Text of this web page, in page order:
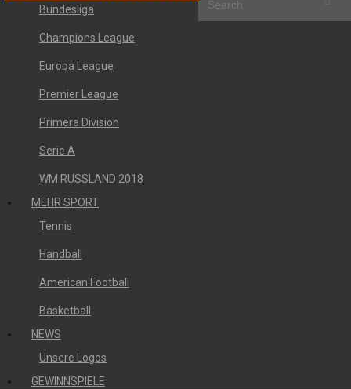
Bundesliga
Champions League
Europa League
Premier League
Primera Division
Serie A
WM RUSSLAND 2018
MEHR SPORT
Tennis
Handball
American Football
Basketball
NEWS
Unsere Logos
GEWINNSPIELE